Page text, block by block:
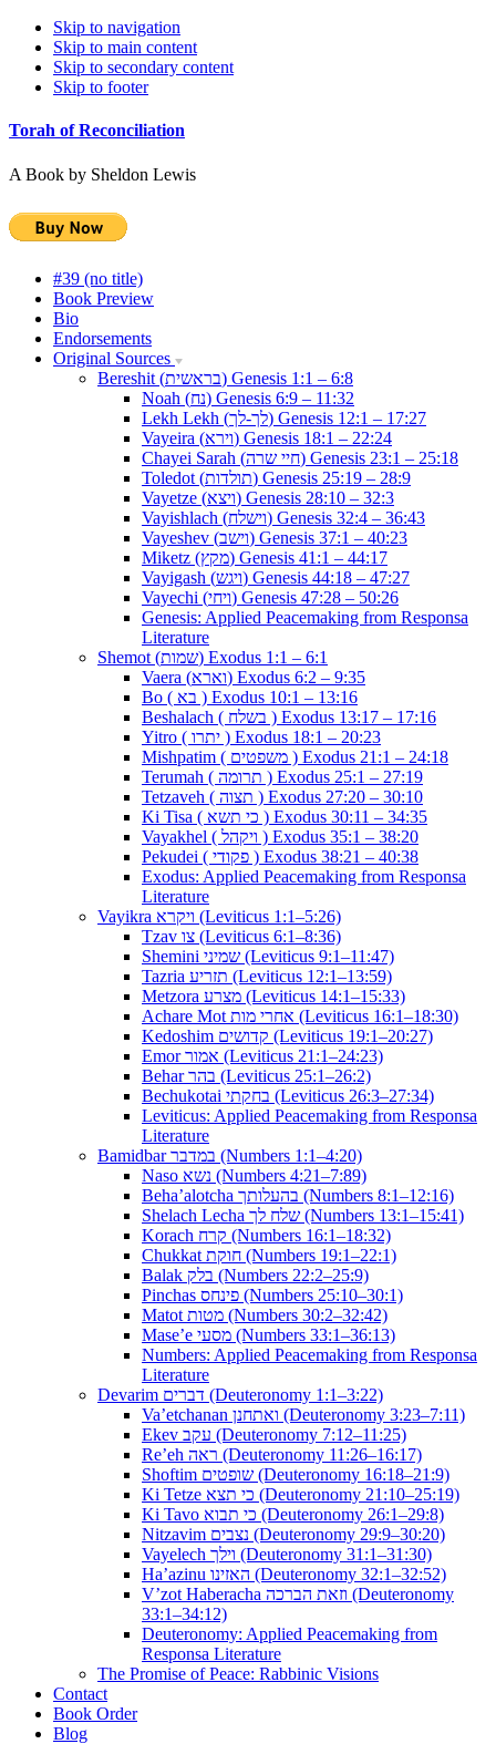
Skip to navigation
Skip to main content
Skip to secondary content
Skip to footer
Torah of Reconciliation
A Book by Sheldon Lewis
#39 (no title)
Book Preview
Bio
Endorsements
Original Sources
Bereshit (בראשית) Genesis 1:1 – 6:8
Noah (נח) Genesis 6:9 – 11:32
Lekh Lekh (לך-לך) Genesis 12:1 – 17:27
Vayeira (וירא) Genesis 18:1 – 22:24
Chayei Sarah (חיי שרה) Genesis 23:1 – 25:18
Toledot (תולדות) Genesis 25:19 – 28:9
Vayetze (ויצא) Genesis 28:10 – 32:3
Vayishlach (וישלח) Genesis 32:4 – 36:43
Vayeshev (וישב) Genesis 37:1 – 40:23
Miketz (מקץ) Genesis 41:1 – 44:17
Vayigash (ויגש) Genesis 44:18 – 47:27
Vayechi (ויחי) Genesis 47:28 – 50:26
Genesis: Applied Peacemaking from Responsa
Literature
Shemot (שמות) Exodus 1:1 – 6:1
Vaera (וארא) Exodus 6:2 – 9:35
Bo ( בא ) Exodus 10:1 – 13:16
Beshalach ( בשלח ) Exodus 13:17 – 17:16
Yitro ( יתרו ) Exodus 18:1 – 20:23
Mishpatim ( משפטים ) Exodus 21:1 – 24:18
Terumah ( תרומה ) Exodus 25:1 – 27:19
Tetzaveh ( תצוה ) Exodus 27:20 – 30:10
Ki Tisa ( כי תשא ) Exodus 30:11 – 34:35
Vayakhel ( ויקהל ) Exodus 35:1 – 38:20
Pekudei ( פקודי ) Exodus 38:21 – 40:38
Exodus: Applied Peacemaking from Responsa
Literature
Vayikra ויקרא (Leviticus 1:1–5:26)
Tzav צו (Leviticus 6:1–8:36)
Shemini שמיני (Leviticus 9:1–11:47)
Tazria תזריע (Leviticus 12:1–13:59)
Metzora מצרע (Leviticus 14:1–15:33)
Achare Mot אחרי מות (Leviticus 16:1–18:30)
Kedoshim קדושים (Leviticus 19:1–20:27)
Emor אמור (Leviticus 21:1–24:23)
Behar בהר (Leviticus 25:1–26:2)
Bechukotai בחקתי (Leviticus 26:3–27:34)
Leviticus: Applied Peacemaking from Responsa
Literature
Bamidbar במדבר (Numbers 1:1–4:20)
Naso נשא (Numbers 4:21–7:89)
Beha’alotcha בהעלותך (Numbers 8:1–12:16)
Shelach Lecha שלח לך (Numbers 13:1–15:41)
Korach קרח (Numbers 16:1–18:32)
Chukkat חוקת (Numbers 19:1–22:1)
Balak בלק (Numbers 22:2–25:9)
Pinchas פינחס (Numbers 25:10–30:1)
Matot מטות (Numbers 30:2–32:42)
Mase’e מסעי (Numbers 33:1–36:13)
Numbers: Applied Peacemaking from Responsa
Literature
Devarim דברים (Deuteronomy 1:1–3:22)
Va’etchanan ואתחנן (Deuteronomy 3:23–7:11)
Ekev עקב (Deuteronomy 7:12–11:25)
Re’eh ראה (Deuteronomy 11:26–16:17)
Shoftim שופטים (Deuteronomy 16:18–21:9)
Ki Tetze כי תצא (Deuteronomy 21:10–25:19)
Ki Tavo כי תבוא (Deuteronomy 26:1–29:8)
Nitzavim נצבים (Deuteronomy 29:9–30:20)
Vayelech וילך (Deuteronomy 31:1–31:30)
Ha’azinu האזינו (Deuteronomy 32:1–32:52)
V’zot Haberacha וזאת הברכה (Deuteronomy
33:1–34:12)
Deuteronomy: Applied Peacemaking from
Responsa Literature
The Promise of Peace: Rabbinic Visions
Contact
Book Order
Blog